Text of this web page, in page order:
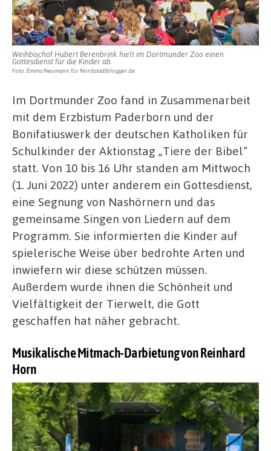
Weihbischof Hubert Berenbrink hielt im Dortmunder Zoo einen
Gottesdienst für die Kinder ab.
Foto: Emma Neumann für Nordstadtblogger.de
Im Dortmunder Zoo fand in Zusammenarbeit
mit dem Erzbistum Paderborn und der
Bonifatiuswerk der deutschen Katholiken für
Schulkinder der Aktionstag „Tiere der Bibel“
statt. Von 10 bis 16 Uhr standen am Mittwoch
(1. Juni 2022) unter anderem ein Gottesdienst,
eine Segnung von Nashörnern und das
gemeinsame Singen von Liedern auf dem
Programm. Sie informierten die Kinder auf
spielerische Weise über bedrohte Arten und
inwiefern wir diese schützen müssen.
Außerdem wurde ihnen die Schönheit und
Vielfältigkeit der Tierwelt, die Gott
geschaffen hat näher gebracht.
Musikalische Mitmach-Darbietung von Reinhard
Horn